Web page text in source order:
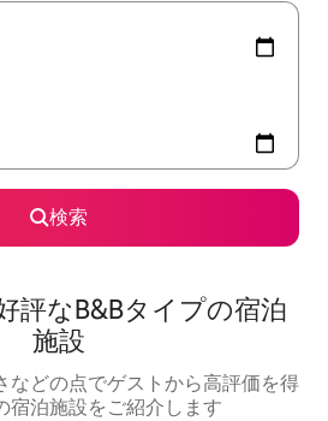
検索
評なB&Bタイプの宿泊
施設
などの点でゲストから高評価を得
宿泊施設をご紹介します